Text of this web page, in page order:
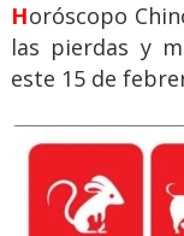
Horóscopo Chino tiene para ti las mejores , no te
las pierdas y
este 15 de